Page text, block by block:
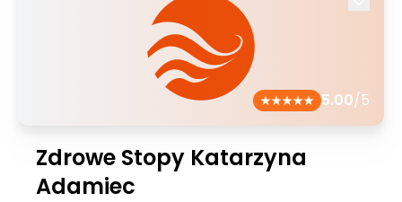
5.00/5
Zdrowe Stopy Katarzyna
Adamiec